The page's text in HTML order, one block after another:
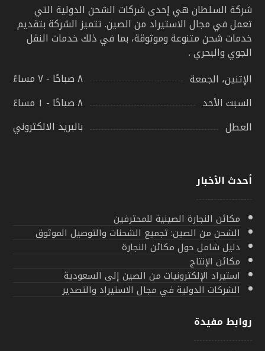
شركة السلطان هي إحدى شركات الشحن الدولية التي
تعمل في مجال الاستيراد من الصين. تتميز الشركة بتقديم
خدمات شحن متنوعة وموثوقة، بما في ذلك خدمات النقل
الجوي والبحري .
الإثنين، الجمعة
٨ صباحًا - ٧ مساءً
السبت الأحد
٨ صباحًا - ١ مساءً
العطل
بالبريد الالكتروني
أحدث الأخبار
مكائن النجارة الصينية للمحترفين
الشحن من الصين: تجميع الشحنات والتوصيل الموثوق
دليل شامل حول مكائن النجارة
مكائن الإنتاج
استيراد الإلكترونيات من الصين إلى السعودية
الشركات الدولية في مجال الاستيراد والتصدير
روابط مفيدة